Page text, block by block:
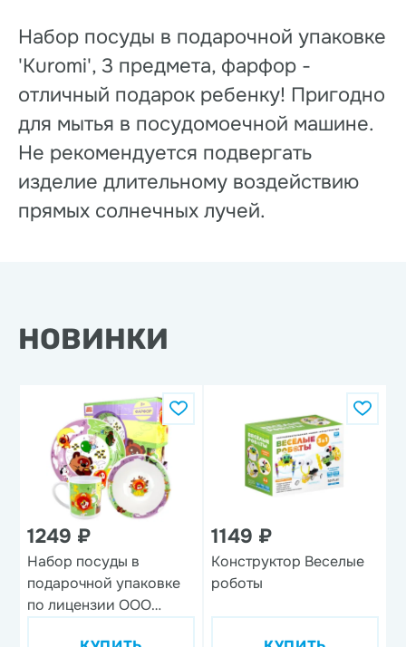
Набор посуды в подарочной упаковке
'Kuromi', 3 предмета, фарфор -
отличный подарок ребенку! Пригодно
для мытья в посудомоечной машине.
Не рекомендуется подвергать
изделие длительному воздействию
прямых солнечных лучей.
НОВИНКИ
1249 ₽
Набор посуды в
подарочной упаковке
по лицензии ООО
1149 ₽
Конструктор Веселые
роботы